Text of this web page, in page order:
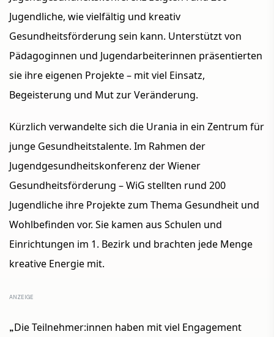
Jugendliche, wie vielfältig und kreativ
Gesundheitsförderung sein kann. Unterstützt von
Pädagoginnen und Jugendarbeiterinnen präsentierten
sie ihre eigenen Projekte – mit viel Einsatz,
Begeisterung und Mut zur Veränderung.
Kürzlich verwandelte sich die Urania in ein Zentrum für
junge Gesundheitstalente. Im Rahmen der
Jugendgesundheitskonferenz der Wiener
Gesundheitsförderung – WiG stellten rund 200
Jugendliche ihre Projekte zum Thema Gesundheit und
Wohlbefinden vor. Sie kamen aus Schulen und
Einrichtungen im 1. Bezirk und brachten jede Menge
kreative Energie mit.
„Die Teilnehmer:innen haben mit viel Engagement